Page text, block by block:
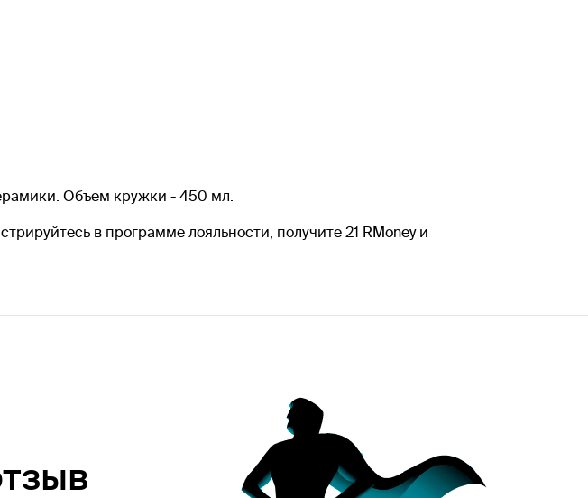
Объем кружки - 450 мл.
в программе лояльности, получите 21 RMoney и